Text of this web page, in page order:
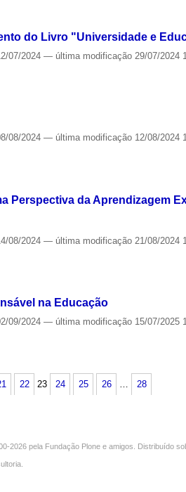
do Livro "Universidade e
07/2024— última modificação 29/07/2024
08/2024— última modificação 12/08/2024
Perspectiva da Aprendizagem
08/2024— última modificação 21/08/2024
na Educação
09/2024— última modificação 15/07/2025
22 23 24 25 26 28
2026 pela Fundação Plone e amigos. Distribuído